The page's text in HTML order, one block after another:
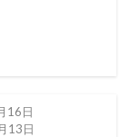
16日
13日